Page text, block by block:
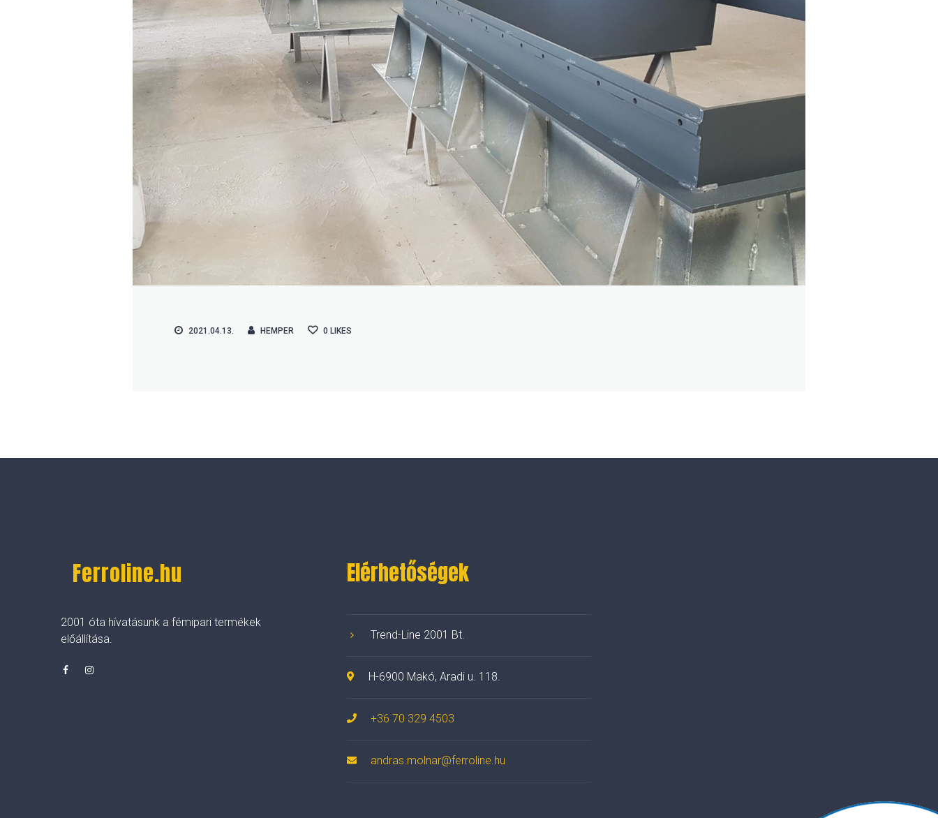
2021.04.13. HEMPER 0 LIKES
Ferroline.hu
2001 óta hívatásunk a fémipari termékek
előállítása.
Elérhetőségek
Trend-Line 2001 Bt.
H-6900 Makó, Aradi u. 118.
+36 70 329 4503
andras.molnar@ferroline.hu